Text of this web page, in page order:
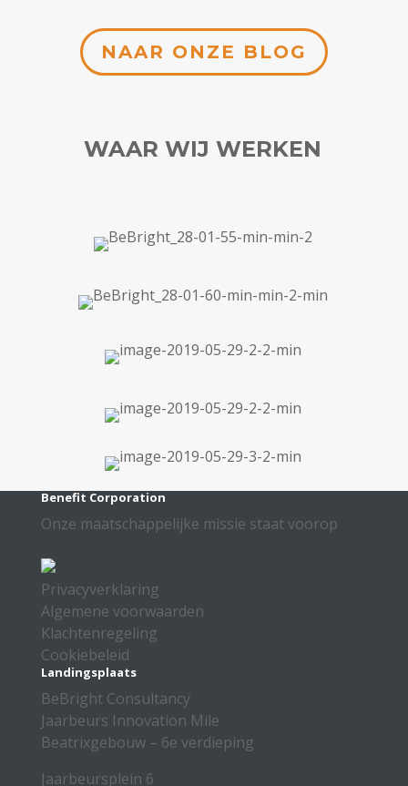
NAAR ONZE BLOG
WAAR WIJ WERKEN
Benefit Corporation
Onze maatschappelijke missie staat voorop
Privacyverklaring
Algemene voorwaarden
Klachtenregeling
Cookiebeleid
Landingsplaats
BeBright Consultancy
Jaarbeurs Innovation Mile
Beatrixgebouw – 6e verdieping
Jaarbeursplein 6